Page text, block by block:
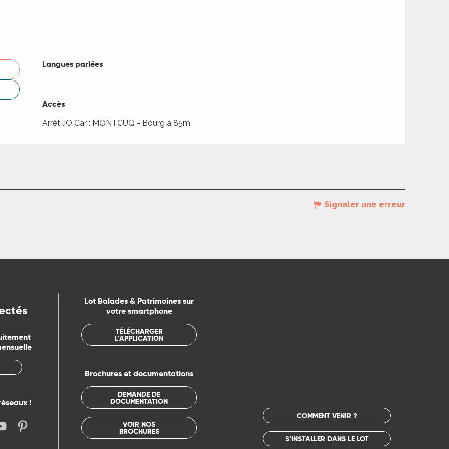
Langues parlées
Langues parlées
Accès
Accès
Arrêt liO Car : MONTCUQ - Bourg à 85m
Signaler une erreur
!
Lot Balades & Patrimoines sur
votre smartphone
TÉLÉCHARGER
L'APPLICATION
Brochures et documentations
DEMANDE DE
DOCUMENTATION
VOIR NOS
BROCHURES
COMMENT VENIR ?
S’INSTALLER DANS LE LOT